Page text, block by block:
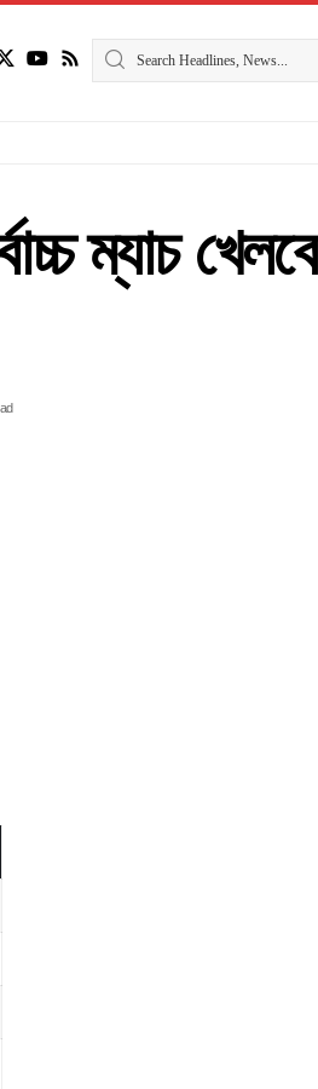
ম্যাচ খেলবে